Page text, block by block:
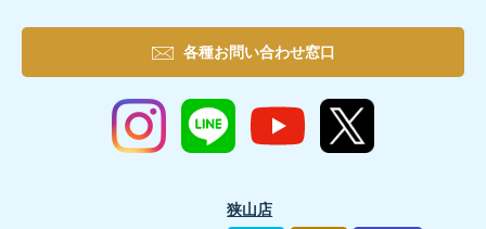
「ハザードマップで水害の有無をチェックするのは大切。駅まで
各種お問い合わせ窓口
狭山店